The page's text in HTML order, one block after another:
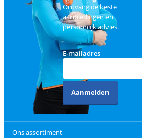
Ontvang de beste
aanbiedingen en
persoonlijk advies.
E-mailadres
Aanmelden
Ons assortiment